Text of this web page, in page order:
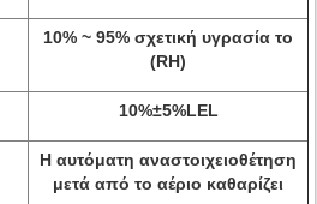
10% ~ 95% σχετική υγρασία το
(RH)
10%±5%LEL
Η αυτόματη αναστοιχειοθέτηση
μετά από το αέριο καθαρίζει